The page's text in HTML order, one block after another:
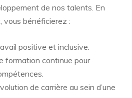
de nos talents. En
vous bénéficierez :
positive et inclusive.
formation continue pour
de carrière au sein d’une